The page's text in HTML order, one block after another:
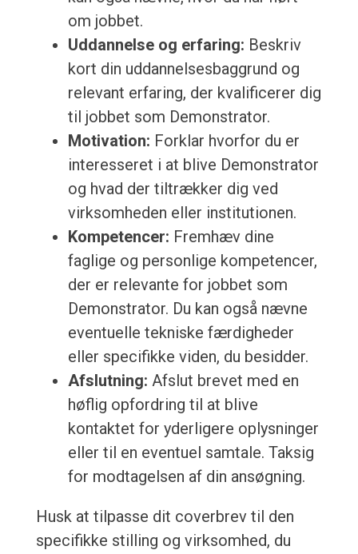
om jobbet.
Uddannelse og erfaring: Beskriv
kort din uddannelsesbaggrund og
relevant erfaring, der kvalificerer dig
til jobbet som Demonstrator.
Motivation: Forklar hvorfor du er
interesseret i at blive Demonstrator
og hvad der tiltrækker dig ved
virksomheden eller institutionen.
Kompetencer: Fremhæv dine
faglige og personlige kompetencer,
der er relevante for jobbet som
Demonstrator. Du kan også nævne
eventuelle tekniske færdigheder
eller specifikke viden, du besidder.
Afslutning: Afslut brevet med en
høflig opfordring til at blive
kontaktet for yderligere oplysninger
eller til en eventuel samtale. Taksig
for modtagelsen af din ansøgning.
Husk at tilpasse dit coverbrev til den
specifikke stilling og virksomhed, du